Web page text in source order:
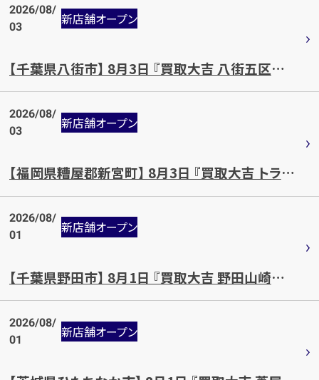
2026/08/
03
新店舗オープン
【千葉県八街市】 8月3日 『買取大吉 八街五区店』OPEN!!
2026/08/
03
新店舗オープン
【福岡県糟屋郡新宮町】 8月3日 『買取大吉 トライアル新宮第3駐車場店』OPEN!!
2026/08/
01
新店舗オープン
【千葉県野田市】 8月1日 『買取大吉 野田山崎貝塚店』OPEN!!
2026/08/
01
新店舗オープン